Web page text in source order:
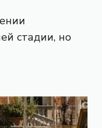
стадии, но